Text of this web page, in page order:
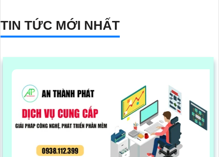
TIN TỨC MỚI NHẤT